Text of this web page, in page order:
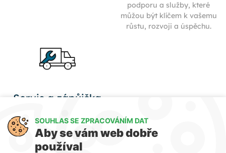
podporu a služby, které
můžou být klíčem k vašemu
růstu, rozvoji a úspěchu.
Servis a zápůjčka
Nabízíme zajištění záručního i
pozáručního servisu
svářeček. Dále nabízíme
zapůjčení svářeček a nářadí
SOUHLAS SE ZPRACOVÁNÍM DAT
Aby se vám web dobře
používal